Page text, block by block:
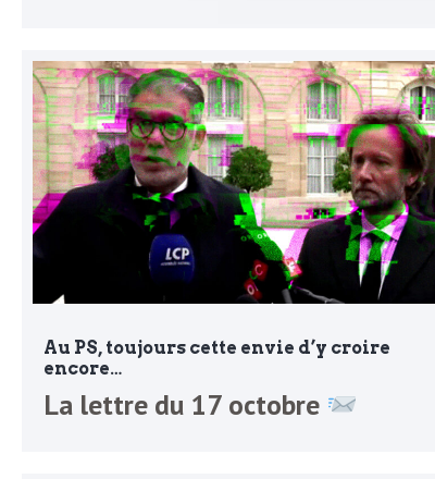
r
o
m
U
S
A
g
a
r
d
Au PS, toujours cette envie d’y croire
encore…
La lettre du 17 octobre